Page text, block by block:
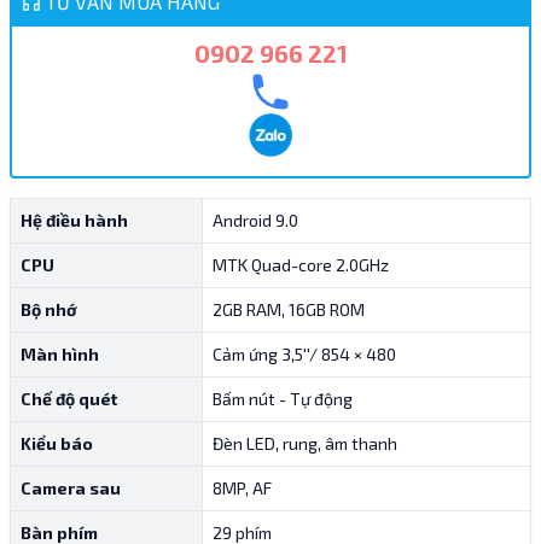
0902 966 221
Hệ điều hành Android 9.0
CPU MTK Quad-core 2.0GHz
Bộ nhớ 2GB RAM, 16GB ROM
Màn hình Cảm ứng 3,5''/ 854 × 480
Chế độ quét Bấm nút - Tự động
Kiểu báo Đèn LED, rung, âm thanh
Camera sau 8MP, AF
Bàn phím 29 phím